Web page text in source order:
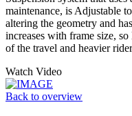
maintenance, is Adjustable
altering the geometry and
increases with frame size,
of the travel and heavier
Watch Video
Back to overview